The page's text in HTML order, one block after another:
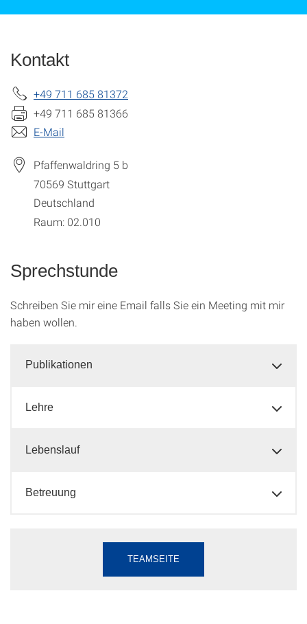
Kontakt
+49 711 685 81372
+49 711 685 81366
E-Mail
Pfaffenwaldring 5 b
70569 Stuttgart
Deutschland
Raum: 02.010
Sprechstunde
Schreiben Sie mir eine Email falls Sie ein Meeting mit mir
haben wollen.
Publikationen
Lehre
Lebenslauf
Betreuung
TEAMSEITE